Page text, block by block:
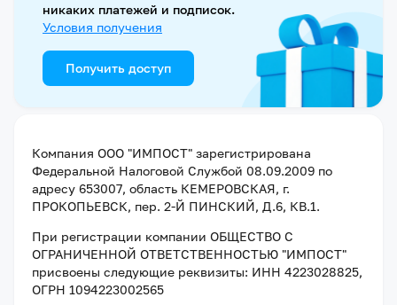
никаких платежей и подписок.
Условия получения
Получить доступ
Компания ООО "ИМПОСТ" зарегистрирована
Федеральной Налоговой Службой 08.09.2009 по
адресу 653007, область КЕМЕРОВСКАЯ, г.
ПРОКОПЬЕВСК, пер. 2-Й ПИНСКИЙ, Д.6, КВ.1.
При регистрации компании ОБЩЕСТВО С
ОГРАНИЧЕННОЙ ОТВЕТСТВЕННОСТЬЮ "ИМПОСТ"
присвоены следующие реквизиты: ИНН 4223028825,
ОГРН 1094223002565